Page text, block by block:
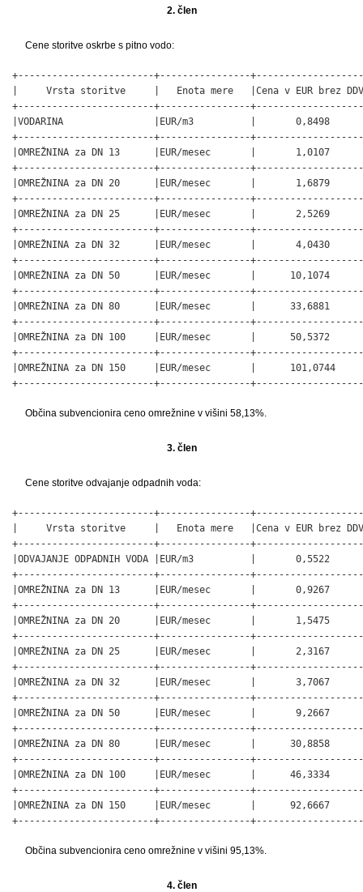
2. člen
Cene storitve oskrbe s pitno vodo:
+------------------------+----------------
|     Vrsta storitve     |   Enota mere   |Cena v EUR brez
+------------------------+----------------
|VODARINA                |EUR/m3          |       0,8498
+------------------------+----------------
|OMREŽNINA za DN 13      |EUR/mesec       |       1,0107
+------------------------+----------------
|OMREŽNINA za DN 20      |EUR/mesec       |       1,6879
+------------------------+----------------
|OMREŽNINA za DN 25      |EUR/mesec       |       2,5269
+------------------------+----------------
|OMREŽNINA za DN 32      |EUR/mesec       |       4,0430
+------------------------+----------------
|OMREŽNINA za DN 50      |EUR/mesec       |      10,1074
+------------------------+----------------
|OMREŽNINA za DN 80      |EUR/mesec       |      33,6881
+------------------------+----------------
|OMREŽNINA za DN 100     |EUR/mesec       |      50,5372
+------------------------+----------------
|OMREŽNINA za DN 150     |EUR/mesec       |      101,0744
+------------------------+----------------
Občina subvencionira ceno omrežnine v višini 58,13%.
3. člen
Cene storitve odvajanje odpadnih voda:
+------------------------+----------------
|     Vrsta storitve     |   Enota mere   |Cena v EUR brez
+------------------------+----------------
|ODVAJANJE ODPADNIH VODA |EUR/m3          |       0,5522
+------------------------+----------------
|OMREŽNINA za DN 13      |EUR/mesec       |       0,9267
+------------------------+----------------
|OMREŽNINA za DN 20      |EUR/mesec       |       1,5475
+------------------------+----------------
|OMREŽNINA za DN 25      |EUR/mesec       |       2,3167
+------------------------+----------------
|OMREŽNINA za DN 32      |EUR/mesec       |       3,7067
+------------------------+----------------
|OMREŽNINA za DN 50      |EUR/mesec       |       9,2667
+------------------------+----------------
|OMREŽNINA za DN 80      |EUR/mesec       |      30,8858
+------------------------+----------------
|OMREŽNINA za DN 100     |EUR/mesec       |      46,3334
+------------------------+----------------
|OMREŽNINA za DN 150     |EUR/mesec       |      92,6667
+------------------------+----------------
Občina subvencionira ceno omrežnine v višini 95,13%.
4. člen